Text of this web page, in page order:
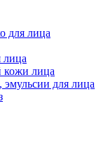
для лица
лица
кожи лица
для лица